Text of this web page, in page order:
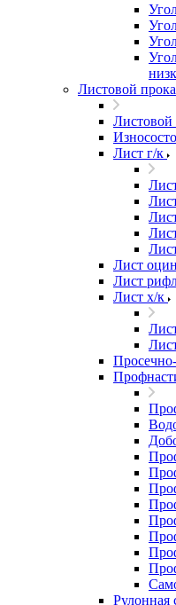
Листовой
Листовой
Лист г/к
Лист
Лист
Лист х/к
Рулонная